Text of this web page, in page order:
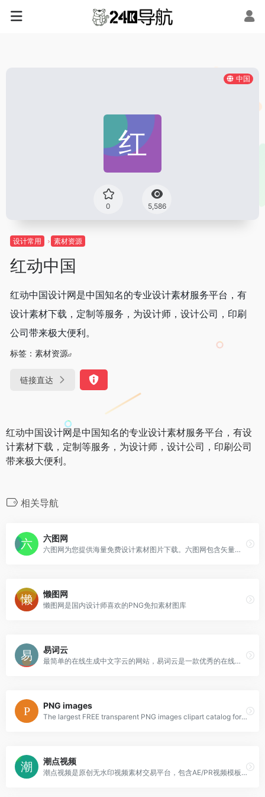
中国
0 5,586
设计常用 素材资源
红动中国
红动中国设计网是中国知名的专业设计素材服务平台，有
设计素材下载，定制等服务，为设计师，设计公司，印刷
公司带来极大便利。
标签： 素材资源
链接直达
红动中国设计网是中国知名的专业设计素材服务平台，有设
计素材下载，定制等服务，为设计师，设计公司，印刷公司
带来极大便利。
相关导航
六图网
六图网为您提供海量免费设计素材图片下载。六图网包含矢量图,PS素材,psd素材免费下载,艺术字体下载,节日素材,淘宝素材,ppt模板,婚纱相册模板,网页模板等设计素材下载,是您设计的好帮手！
懒图网
懒图网是国内设计师喜欢的PNG免扣素材图库
易词云
最简单的在线生成中文字云的网站，易词云是一款优秀的在线中文词云生成网站，具有分词功能，内含多种形状模板，不同的配色方案，可供选择
PNG images
The largest FREE transparent PNG images clipart catalog for design and web design in best resolution and quality
潮点视频
潮点视频是原创无水印视频素材交易平台，包含AE/PR视频模板、航拍/实拍视频素材等，是企业值得信赖的可商用视频素材网站。